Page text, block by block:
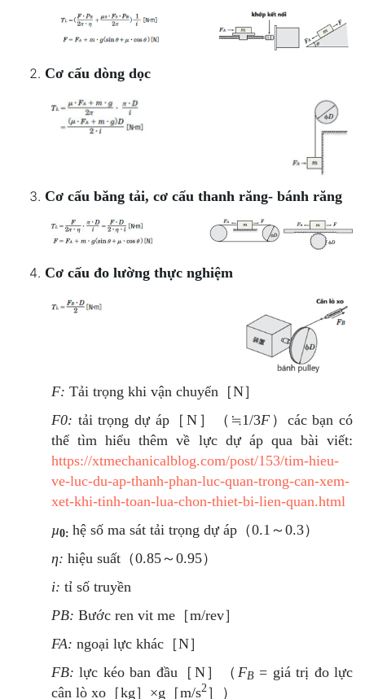
Cơ cấu dòng dọc
Cơ cấu băng tải, cơ cấu thanh răng- bánh răng
Cơ cấu đo lường thực nghiệm
F: Tải trọng khi vận chuyển［N］
F0: tải trọng dự áp［N］（≒1/3F ）các bạn có
thể tìm hiểu thêm về lực dự áp qua bài viết:
https://xtmechanicalblog.com/post/153/tim-hieu-
ve-luc-du-ap-thanh-phan-luc-quan-trong-can-xem-
xet-khi-tinh-toan-lua-chon-thiet-bi-lien-quan.html
µ0: hệ số ma sát tải trọng dự áp（0.1～0.3）
η: hiệu suất（0.85～0.95）
i: tỉ số truyền
PB: Bước ren vit me［m/rev］
FA: ngoại lực khác［N］
FB:lực kéo ban đầu［N］（ FB= giá trị đo lực
cân lò xo［kg］×g［m/s2 ］）